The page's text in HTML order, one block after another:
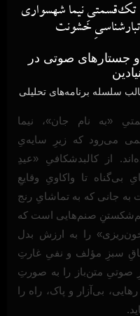
تک‌قسمتیِ نیما شهسواری
خشونت
جستارهای صوتی در
سلسله برنامه‌های تحلیلی
«به نام جان»، نیما
می‌رود که زیرِ سایه‌یِ
از کالبدشکافیِ «عیدِ
تا واکاویِ وقایعِ
به جانی که به تماشایِ رنج
صنم‌هایی است که
را به ارزش بدل
سبزِ مؤلف و نفیِ غارتِ
صوتیِ متن‌باز را به صورتِ
بی‌آزار و پاک، راه را